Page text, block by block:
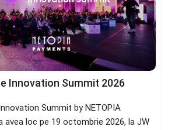
Innovation Summit 2026
Summit by NETOPIA
avea loc pe 19 octombrie 2026, la JW